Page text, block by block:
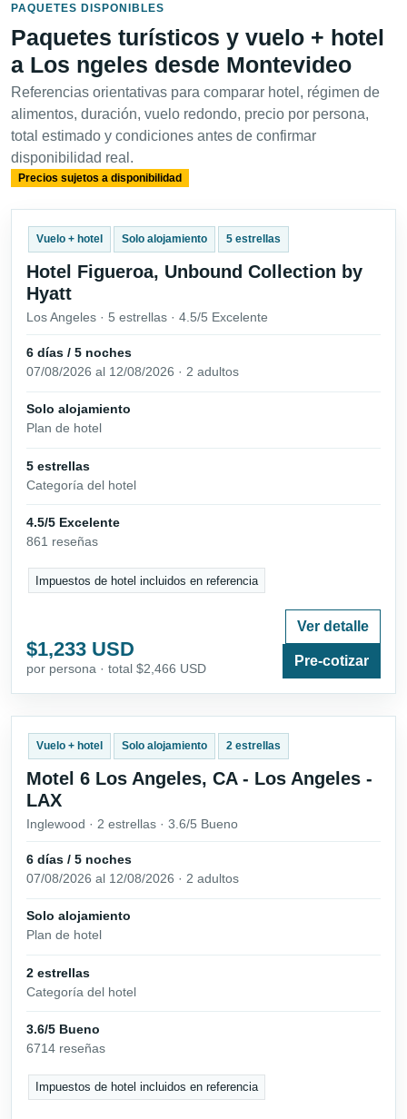
PAQUETES DISPONIBLES
Paquetes turísticos y vuelo + hotel
a Los ngeles desde Montevideo
Referencias orientativas para comparar hotel, régimen de
alimentos, duración, vuelo redondo, precio por persona,
total estimado y condiciones antes de confirmar
disponibilidad real.
Precios sujetos a disponibilidad
Vuelo + hotel Solo alojamiento 5 estrellas
Hotel Figueroa, Unbound Collection by
Hyatt
Los Angeles · 5 estrellas · 4.5/5 Excelente
6 días / 5 noches
07/08/2026 al 12/08/2026 · 2 adultos
Solo alojamiento
Plan de hotel
5 estrellas
Categoría del hotel
4.5/5 Excelente
861 reseñas
Impuestos de hotel incluidos en referencia
$1,233 USD
por persona · total $2,466 USD
Ver detalle
Pre-cotizar
Vuelo + hotel Solo alojamiento 2 estrellas
Motel 6 Los Angeles, CA - Los Angeles -
LAX
Inglewood · 2 estrellas · 3.6/5 Bueno
6 días / 5 noches
07/08/2026 al 12/08/2026 · 2 adultos
Solo alojamiento
Plan de hotel
2 estrellas
Categoría del hotel
3.6/5 Bueno
6714 reseñas
Impuestos de hotel incluidos en referencia